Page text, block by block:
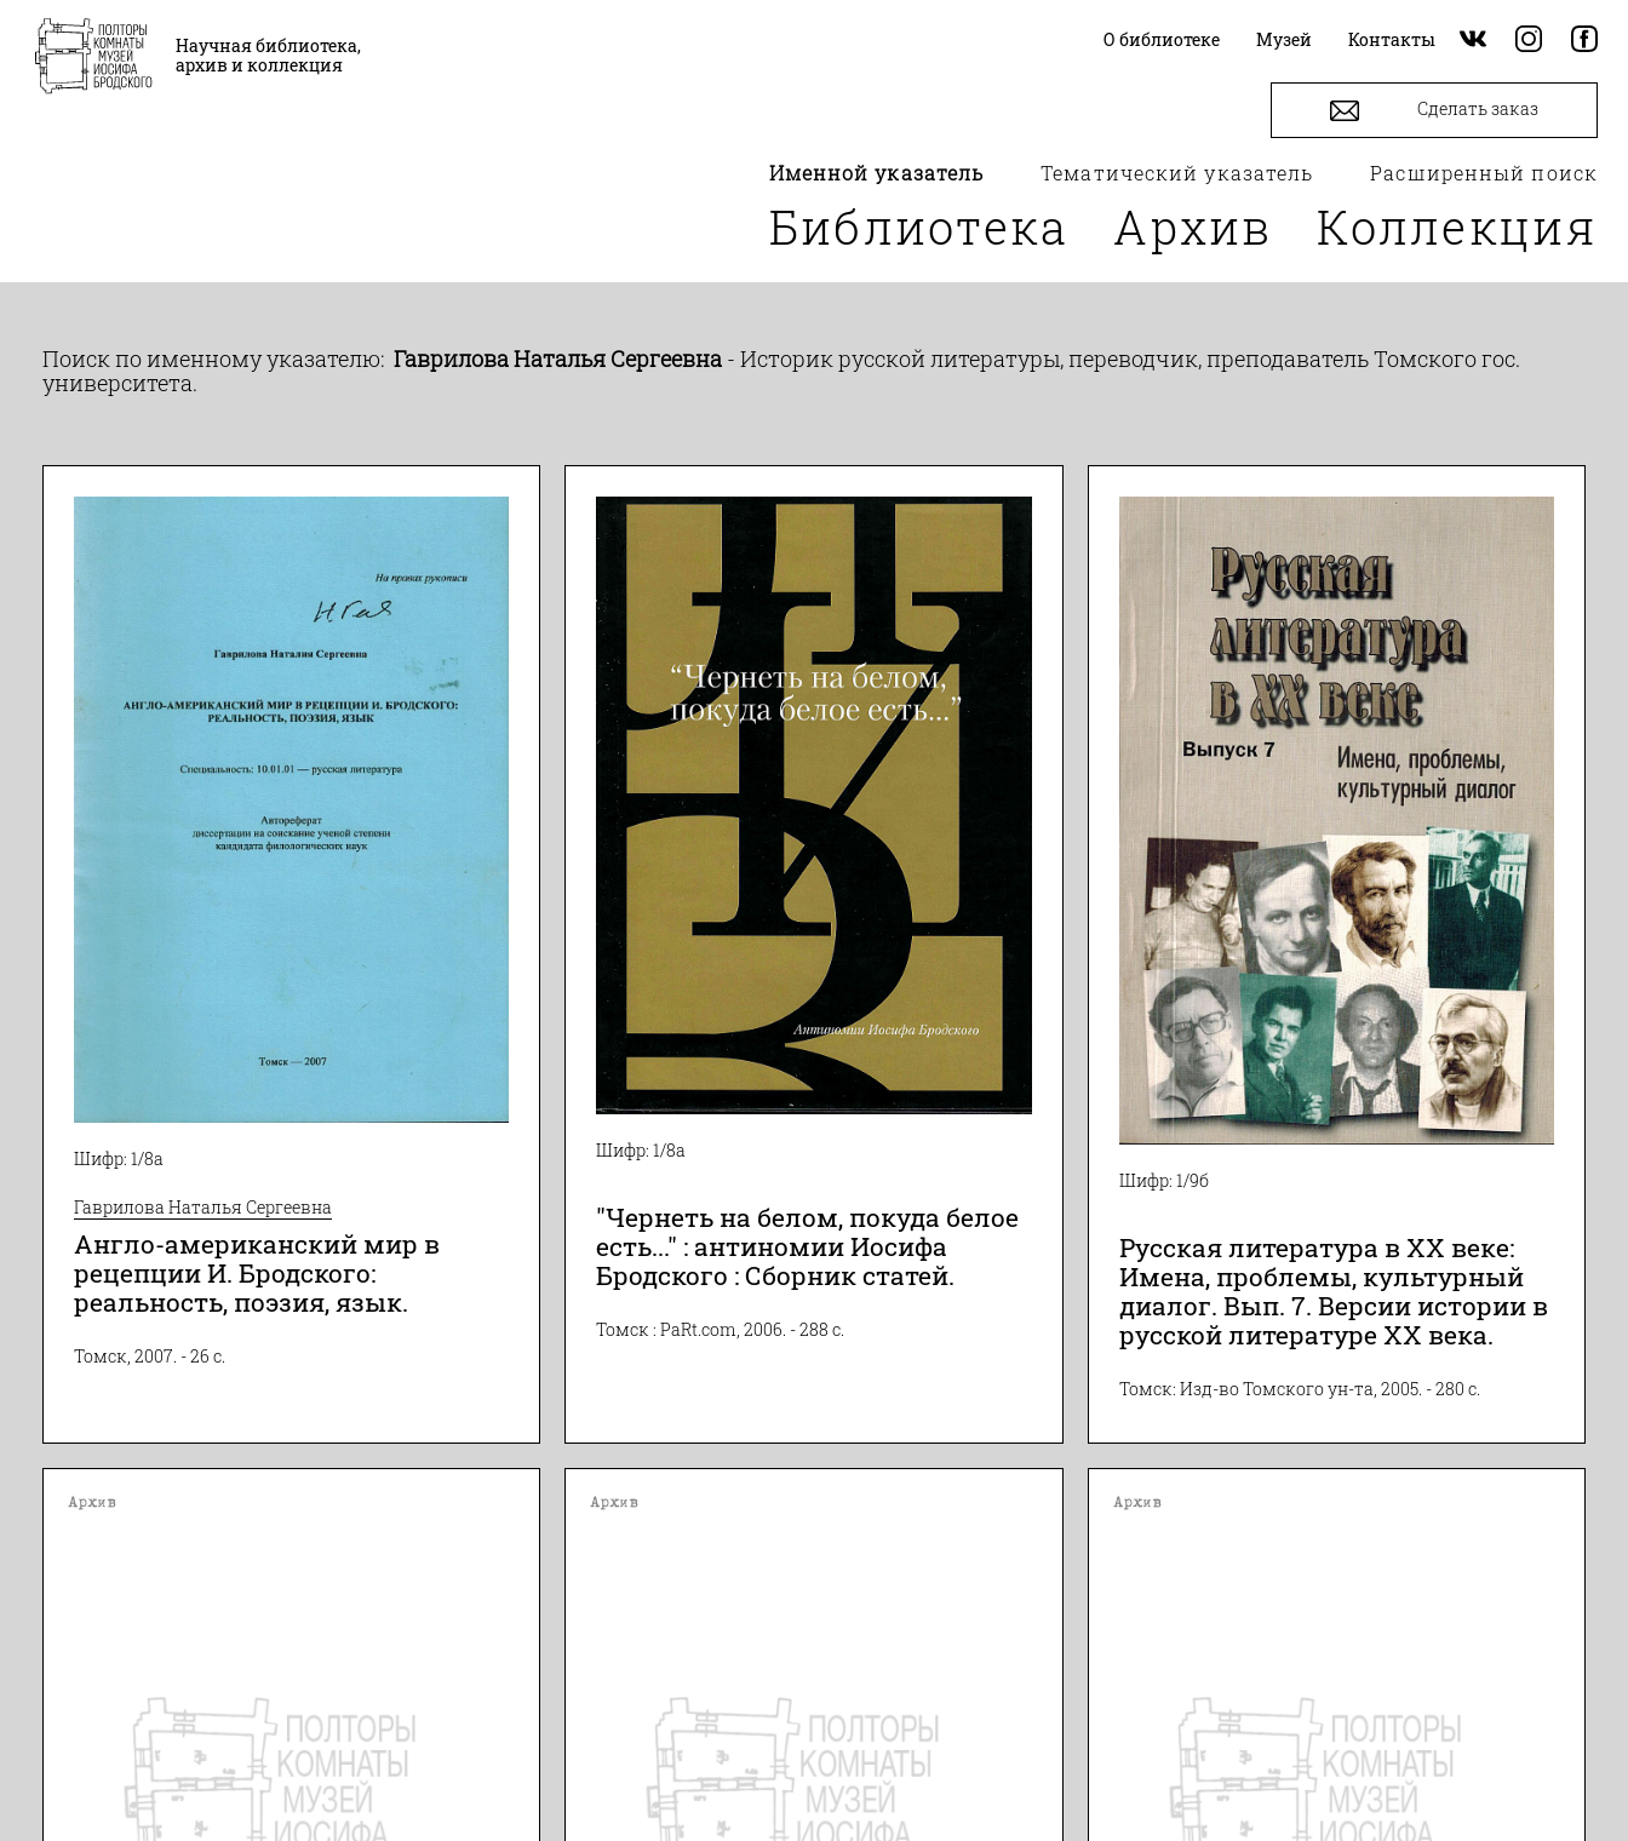
Научная библиотека,
архив и коллекция
О библиотеке Музей Контакты
Именной указатель Тематический указатель Расширенный поиск
Сделать заказ
Библиотека Архив Коллекция
Поиск по именному указателю: Гаврилова Наталья Сергеевна - Историк русской литературы, переводчик, преподаватель Томского гос.
университета.
Шифр: 1/8а
Гаврилова Наталья Сергеевна
Англо-американский мир в
рецепции И. Бродского:
реальность, поэзия, язык.
Томск, 2007. - 26 с.
Шифр: 1/8а
"Чернеть на белом, покуда белое
есть..." : антиномии Иосифа
Бродского : Сборник статей.
Томск : PaRt.com, 2006. - 288 с.
Шифр: 1/9б
Русская литература в XX веке:
Имена, проблемы, культурный
диалог. Вып. 7. Версии истории в
русской литературе ХХ века.
Томск: Изд-во Томского ун-та, 2005. - 280 с.
Архив Архив Архив